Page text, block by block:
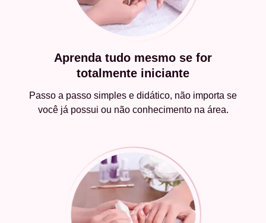
Aprenda tudo mesmo se for
totalmente iniciante
Passo a passo simples e didático, não importa se
você já possui ou não conhecimento na área.